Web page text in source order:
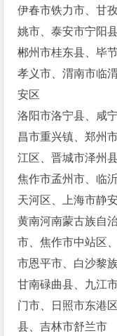
伊春市铁力市、甘
姚市、泰安市宁阳
郴州市桂东县、毕
孝义市、渭南市临
安区
洛阳市洛宁县、咸
昌市重兴镇、郑州
江区、晋城市泽州
焦作市孟州市、临
天河区、上海市静
黄南河南蒙古族自
市、焦作市中站区
市恩平市、白沙黎
甘南碌曲县、九江
门市、日照市东港
县、吉林市舒兰市